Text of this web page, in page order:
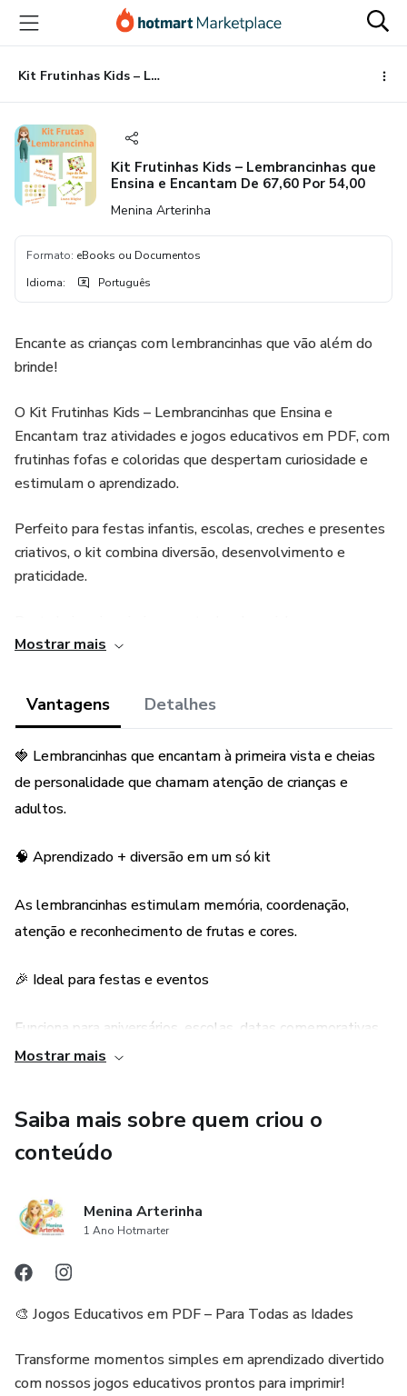
para
conteúdo
principal
para
pagamento
para
rodapé
Kit Frutinhas Kids – Lembrancinhas que Ensina e Encantam De 67,60 Por 54,00
Kit Frutinhas Kids – Lembrancinhas que
Ensina e Encantam De 67,60 Por 54,00
Menina Arterinha
Formato: eBooks ou Documentos
Idioma: Português
Encante as crianças com lembrancinhas que vão além do
brinde!
O Kit Frutinhas Kids – Lembrancinhas que Ensina e
Encantam traz atividades e jogos educativos em PDF, com
frutinhas fofas e coloridas que despertam curiosidade e
estimulam o aprendizado.
Perfeito para festas infantis, escolas, creches e presentes
criativos, o kit combina diversão, desenvolvimento e
praticidade.
realmente fazem sucesso — lindas, úteis e cheias de valor.
crianças adoram e os adultos se encantam!
Mostrar mais
Vantagens Detalhes
🍓 Lembrancinhas que encantam à primeira vista e cheias
de personalidade que chamam atenção de crianças e
adultos.
🧠 Aprendizado + diversão em um só kit
As lembrancinhas estimulam memória, coordenação,
atenção e reconhecimento de frutas e cores.
🎉 Ideal para festas e eventos
Funciona para aniversários, escolas, datas comemorativas,
projetos temáticos e atividades especiais.
Em vez de brindes descartáveis, as crianças ganham algo
Mostrar mais
Saiba mais sobre quem criou o
conteúdo
Menina Arterinha
1 Ano Hotmarter
🎨 Jogos Educativos em PDF – Para Todas as Idades
Transforme momentos simples em aprendizado divertido
com nossos jogos educativos prontos para imprimir!